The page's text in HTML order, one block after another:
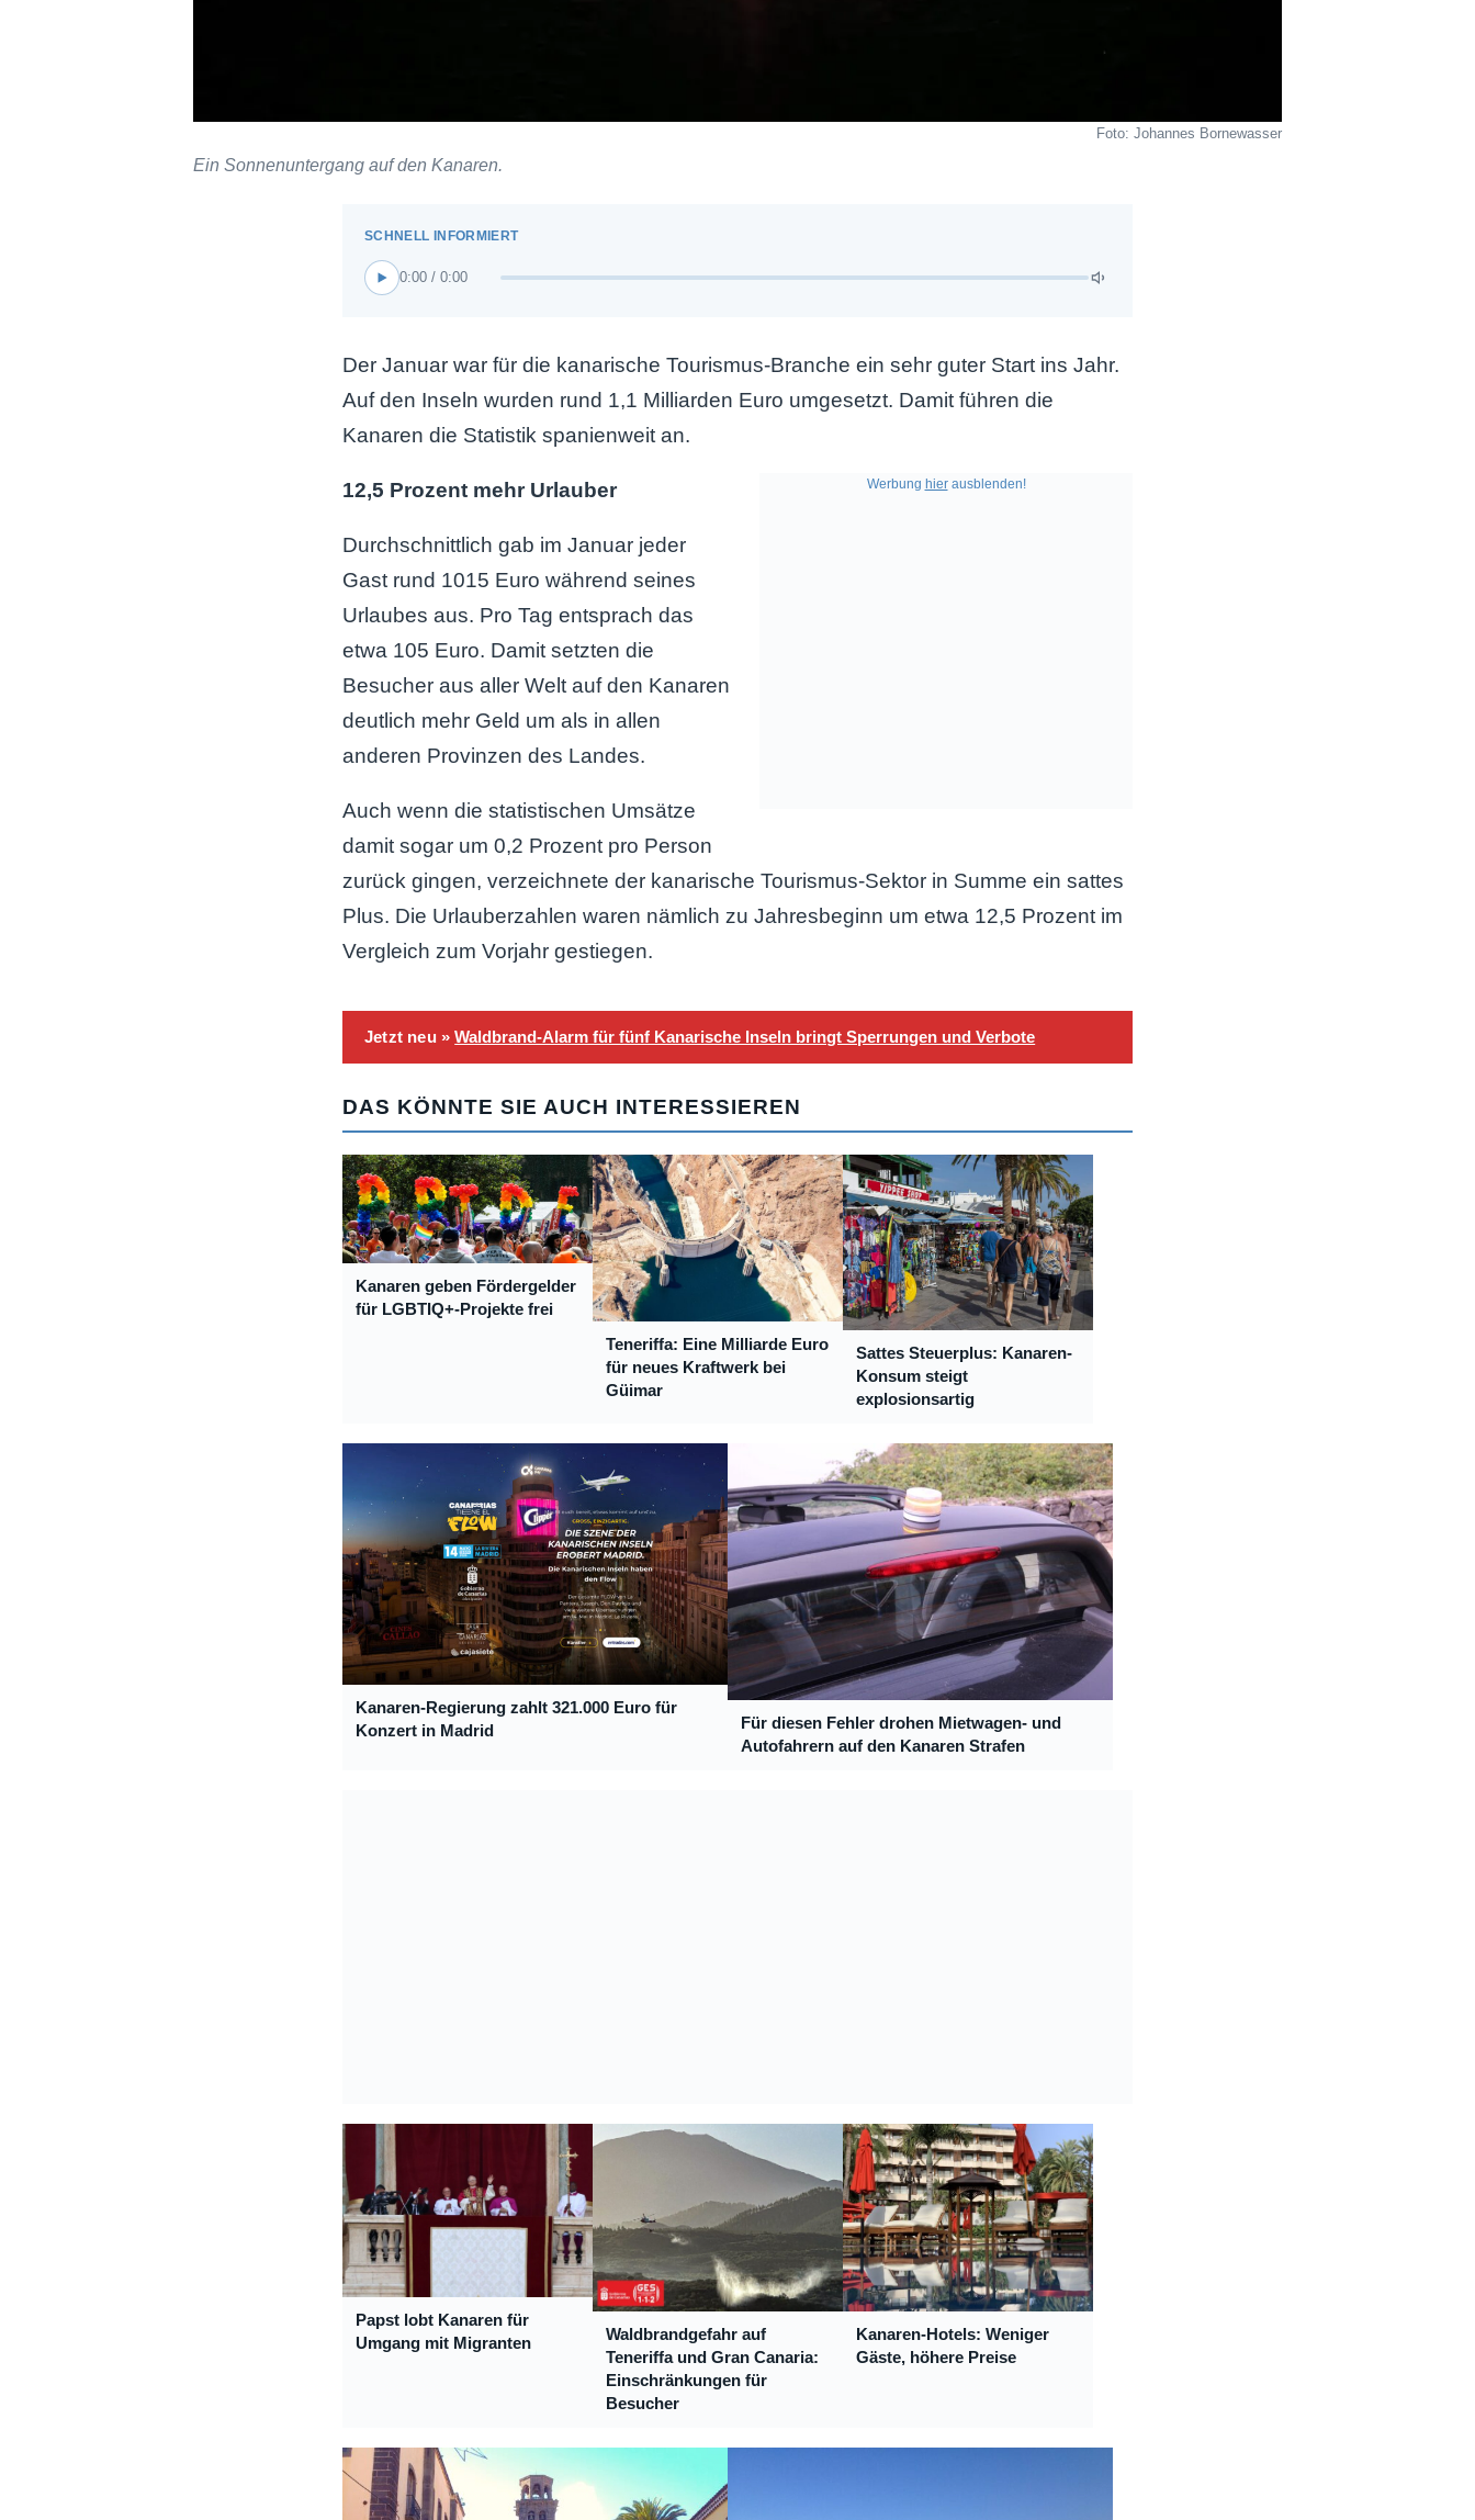
Foto: Johannes Bornewasser
Ein Sonnenuntergang auf den Kanaren.
0:00 / 0:00
Der Januar war für die kanarische Tourismus-Branche ein sehr guter Start ins Jahr.
Auf den Inseln wurden rund 1,1 Milliarden Euro umgesetzt. Damit führen die
Kanaren die Statistik spanienweit an.
Werbung hierausblenden!
12,5 Prozent mehr Urlauber
Durchschnittlich gab im Januar jeder
Gast rund 1015 Euro während seines
Urlaubes aus. Pro Tag entsprach das
etwa 105 Euro. Damit setzten die
Besucher aus aller Welt auf den Kanaren
deutlich mehr Geld um als in allen
anderen Provinzen des Landes.
Auch wenn die statistischen Umsätze
damit sogar um 0,2 Prozent pro Person
zurück gingen, verzeichnete der kanarische Tourismus-Sektor in Summe ein sattes
Plus. Die Urlauberzahlen waren nämlich zu Jahresbeginn um etwa 12,5 Prozent im
Vergleich zum Vorjahr gestiegen.
Jetzt neu » Waldbrand-Alarm für fünf Kanarische Inseln bringt Sperrungen und Verbote
DAS KÖNNTE SIE AUCH INTERESSIEREN
Kanaren geben Fördergelder
für LGBTIQ+-Projekte frei
Teneriffa: Eine Milliarde Euro
für neues Kraftwerk bei
Güimar
Sattes Steuerplus: Kanaren-
Konsum steigt
explosionsartig
Kanaren-Regierung zahlt 321.000 Euro für
Konzert in Madrid
Für diesen Fehler drohen Mietwagen- und
Autofahrern auf den Kanaren Strafen
Papst lobt Kanaren für
Umgang mit Migranten
Waldbrandgefahr auf
Teneriffa und Gran Canaria:
Einschränkungen für
Besucher
Kanaren-Hotels: Weniger
Gäste, höhere Preise